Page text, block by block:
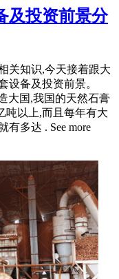
及投资前景分
关知识,今天接着跟大
设备及投资前景。
大国,我国的天然石膏
吨以上,而且每年有大
多达 . See more